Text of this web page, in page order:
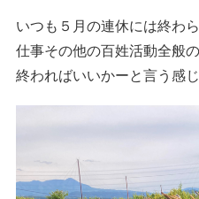
いつも５月の連休には終わ
仕事その他の百姓活動全般
終わればいいかーと言う感じ